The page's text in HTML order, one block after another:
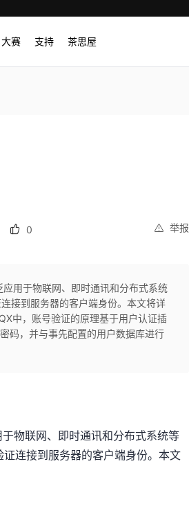
大赛 支持 茶思屋
举报
0
用于物联网、即时通讯和分布式系统
接到服务器的客户端身份。本文将详
中，账号验证的原理基于用户认证插
码，并与事先配置的用户数据库进行
物联网、即时通讯和分布式系统等
连接到服务器的客户端身份。本文